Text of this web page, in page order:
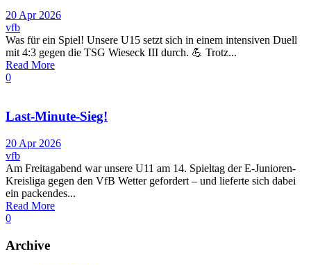
20 Apr 2026
vfb
Was für ein Spiel! Unsere U15 setzt sich in einem intensiven Duell
mit 4:3 gegen die TSG Wieseck III durch. 💪 Trotz...
Read More
0
Last-Minute-Sieg!
20 Apr 2026
vfb
Am Freitagabend war unsere U11 am 14. Spieltag der E-Junioren-
Kreisliga gegen den VfB Wetter gefordert – und lieferte sich dabei
ein packendes...
Read More
0
Archive